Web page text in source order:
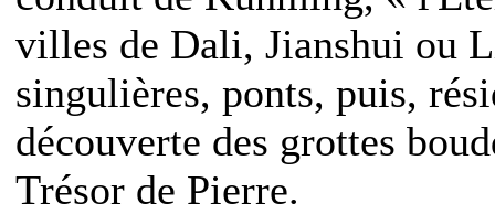
villes de Dali, Jianshui ou
singulières, ponts, puis,
découverte des grottes
Trésor de Pierre.